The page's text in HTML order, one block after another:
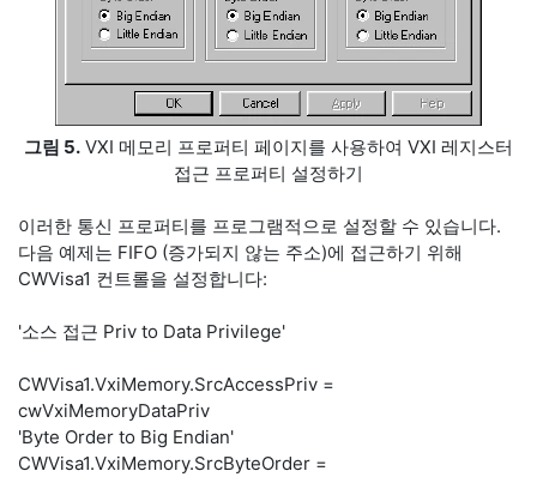
그림 5. VXI 메모리 프로퍼티 페이지를 사용하여 VXI 레지스터
접근 프로퍼티 설정하기
이러한 통신 프로퍼티를 프로그램적으로 설정할 수 있습니다.
다음 예제는 FIFO (증가되지 않는 주소)에 접근하기 위해
CWVisa1 컨트롤을 설정합니다:
'소스 접근 Priv to Data Privilege'
CWVisa1.VxiMemory.SrcAccessPriv =
cwVxiMemoryDataPriv
'Byte Order to Big Endian'
CWVisa1.VxiMemory.SrcByteOrder =